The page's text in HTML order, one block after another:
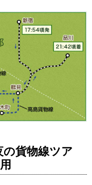
貨物線ツア